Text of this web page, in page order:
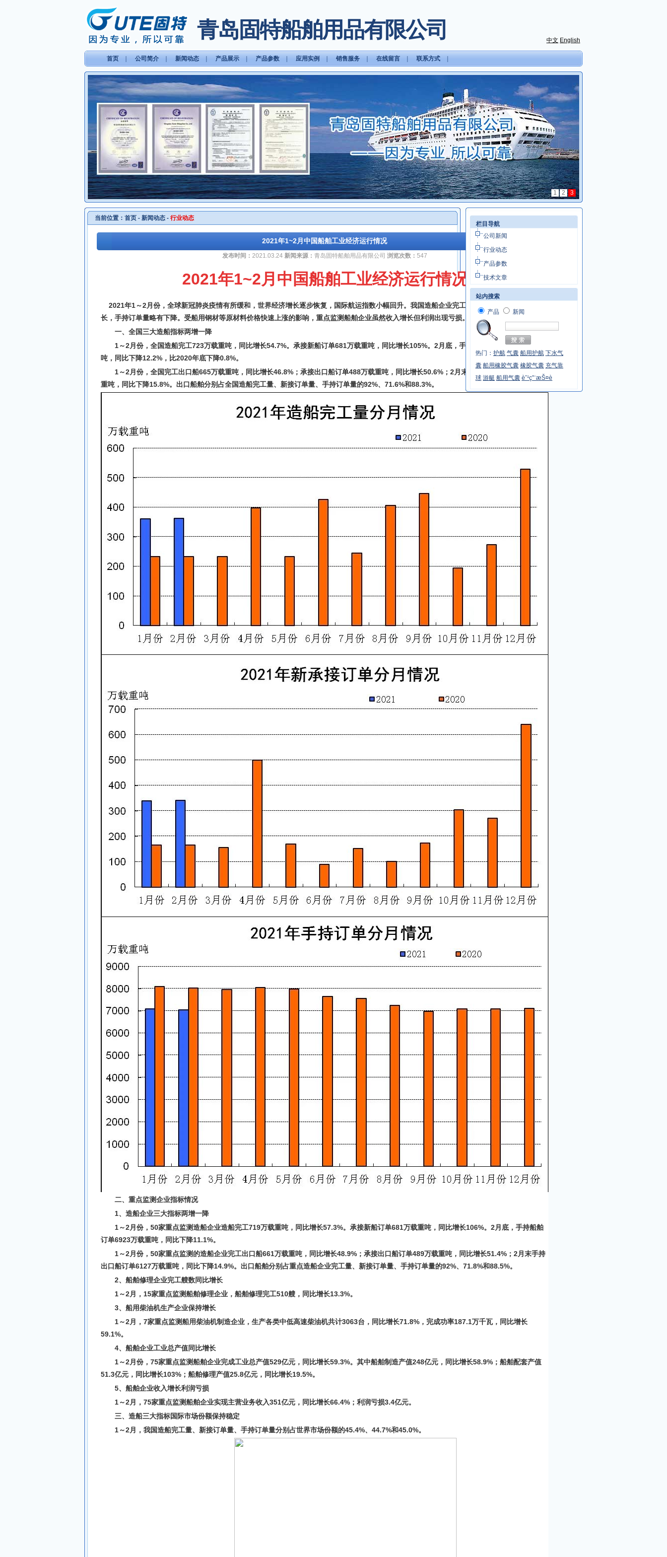
青岛固特船舶用品有限公司 中文 English
首页 公司简介 新闻动态 产品展示 产品参数 应用实例 销售服务 在线留言 联系方式
1 2 3
当前位置： 首页 - 新闻动态 - 行业动态
2021年1~2月中国船舶工业经济运行情况
发布时间： 2021.03.24 新闻来源： 青岛固特船舶用品有限公司 浏览次数： 547
2021年1~2月中国船舶工业经济运行情况
2021年1～2月份，全球新冠肺炎疫情有所缓和，世界经济增长逐步恢复，国际航运指数小幅回升。我国造船企业完工量和新承接订单量同比增
长，手持订单量略有下降。受船用钢材等原材料价格快速上涨的影响，重点监测船舶企业虽然收入增长但利润出现亏损。
一、全国三大造船指标两增一降
1～2月份，全国造船完工723万载重吨，同比增长54.7%。承接新船订单681万载重吨，同比增长105%。2月底，手持船舶订单7051万载重
吨，同比下降12.2%，比2020年底下降0.8%。
1～2月份，全国完工出口船665万载重吨，同比增长46.8%；承接出口船订单488万载重吨，同比增长50.6%；2月末手持出口船订单6226万载
重吨，同比下降15.8%。出口船舶分别占全国造船完工量、新接订单量、手持订单量的92%、71.6%和88.3%。
二、重点监测企业指标情况
1、造船企业三大指标两增一降
1～2月份，50家重点监测造船企业造船完工719万载重吨，同比增长57.3%。承接新船订单681万载重吨，同比增长106%。2月底，手持船舶
订单6923万载重吨，同比下降11.1%。
1～2月份，50家重点监测的造船企业完工出口船661万载重吨，同比增长48.9%；承接出口船订单489万载重吨，同比增长51.4%；2月末手持
出口船订单6127万载重吨，同比下降14.9%。出口船舶分别占重点造船企业完工量、新接订单量、手持订单量的92%、71.8%和88.5%。
2、船舶修理企业完工艘数同比增长
1～2月，15家重点监测船舶修理企业，船舶修理完工510艘，同比增长13.3%。
3、船用柴油机生产企业保持增长
1～2月，7家重点监测船用柴油机制造企业，生产各类中低高速柴油机共计3063台，同比增长71.8%，完成功率187.1万千瓦，同比增长
59.1%。
4、船舶企业工业总产值同比增长
1～2月份，75家重点监测船舶企业完成工业总产值529亿元，同比增长59.3%。其中船舶制造产值248亿元，同比增长58.9%；船舶配套产值
51.3亿元，同比增长103%；船舶修理产值25.8亿元，同比增长19.5%。
5、船舶企业收入增长利润亏损
1～2月，75家重点监测船舶企业实现主营业务收入351亿元，同比增长66.4%；利润亏损3.4亿元。
三、造船三大指标国际市场份额保持稳定
1～2月，我国造船完工量、新接订单量、手持订单量分别占世界市场份额的45.4%、44.7%和45.0%。
栏目导航
公司新闻
行业动态
产品参数
技术文章
站内搜索
产品 新闻
热门： 护舷 气囊 船用护舷 下水气
囊 船用橡胶气囊 橡胶气囊 充气靠
球 游艇 船用气囊 èˆ¹ç”¨æŠ¤è